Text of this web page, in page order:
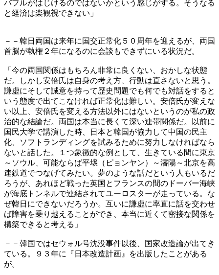
バブルがはじけるのではないかという感じがする。そうなる
と経済は楽観視できない」
－－韓日両国は来年に国交正常化５０周年を迎えるが、両国
首脳が執権２年になるのに会談もできずにいる状況だ。
「今の両国関係はもちろん非常に良くない、おかしな状態
だ。しかし安倍氏は自身の考え方、行動は直さないと思う。
謙虚にそして誠意を持って歴史問題でも何でも対話をすると
いう態度で出てこなければ正常化は難しい。安倍氏が変えな
い以上、安倍氏を変える方法以外にはないというのが私の政
治的な結論だ。両国は本当に長くて深い連帯関係だ。以前に
国民大学で講演した時、日本と韓国が協力して中国の民主
化、ソフトランディングを試みるために努力しなければなら
ないと話した。１つ象徴的な例として、生きている間に東京
～ソウル、可能ならば平壌（ピョンヤン）～瀋陽～北京を高
速鉄道でつなげてみたい。夢のような話だという人もいるだ
ろうが、あれほど戦った英国とフランスの間のドーバー海峡
が海底トンネルで連結されてユーロスターが走っている。な
ぜ韓日にできないだろうか。互いに謙虚に率直に話を交わせ
ば障害を乗り越えることができ、本当に近くて密接な関係を
構築できると考える」
－－韓国ではセウォル号沈没事件以後、国家改造論が出てき
ている。９３年に『日本改造計画』を出版したことがある
が。